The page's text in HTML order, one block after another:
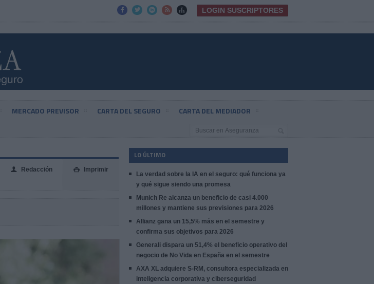
     LOGIN SUSCRIPTORES
MERCADO PREVISOR CARTA DEL SEGURO CARTA DEL MEDIADOR
 Imprimir
👤 Redacción
LO ÚLTIMO
La verdad sobre la IA en el seguro: qué funciona ya
y qué sigue siendo una promesa
Munich Re alcanza un beneficio de casi 4.000
millones y mantiene sus previsiones para 2026
Allianz gana un 15,5% más en el semestre y
confirma sus objetivos para 2026
Generali dispara un 51,4% el beneficio operativo del
negocio de No Vida en España en el semestre
AXA XL adquiere S-RM, consultora especializada en
inteligencia corporativa y ciberseguridad